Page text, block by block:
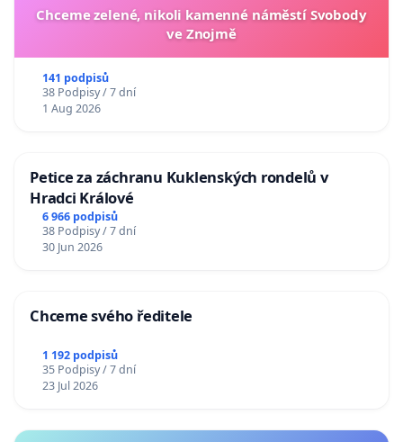
Chceme zelené, nikoli kamenné náměstí Svobody
ve Znojmě
141 podpisů
38 Podpisy / 7 dní
1 Aug 2026
Petice za záchranu Kuklenských rondelů v
Hradci Králové
6 966 podpisů
38 Podpisy / 7 dní
30 Jun 2026
Chceme svého ředitele
1 192 podpisů
35 Podpisy / 7 dní
23 Jul 2026